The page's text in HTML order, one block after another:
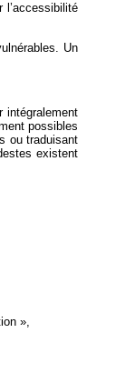
l’accessibilité
Un
intégralement
possibles
ou traduisant
existent
»,